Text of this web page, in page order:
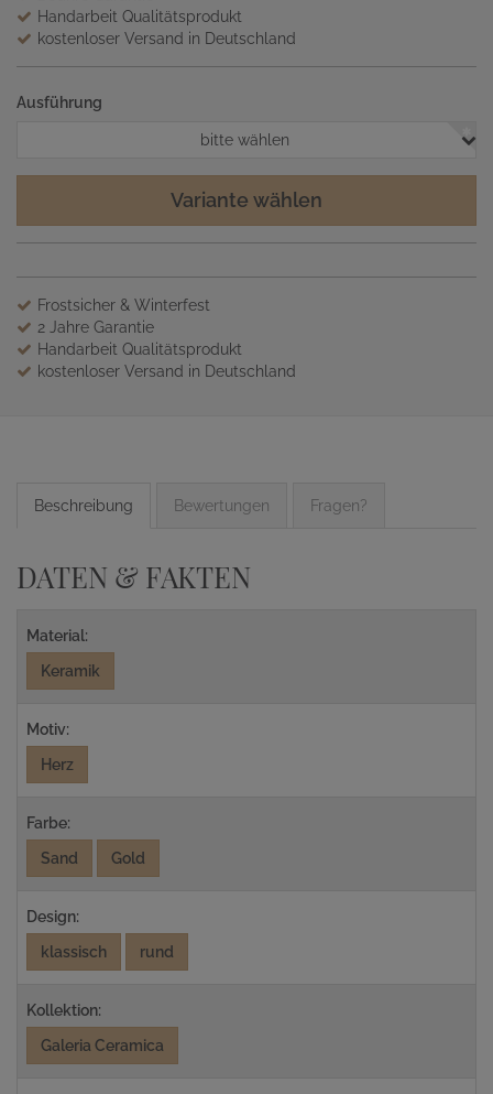
Handarbeit Qualitätsprodukt
kostenloser Versand in Deutschland
Ausführung
bitte wählen
Variante wählen
Frostsicher & Winterfest
2 Jahre Garantie
Handarbeit Qualitätsprodukt
kostenloser Versand in Deutschland
Beschreibung Bewertungen Fragen?
DATEN & FAKTEN
Material:
Keramik
Motiv:
Herz
Farbe:
Sand
Gold
Design:
klassisch
rund
Kollektion:
Galeria Ceramica